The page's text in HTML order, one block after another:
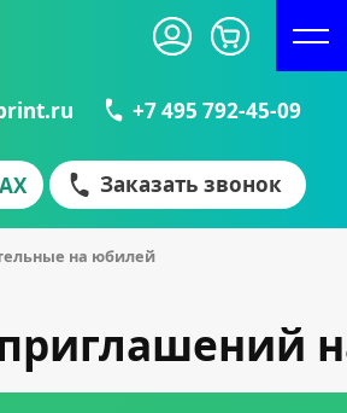
+7 495 792-45-09
Заказать звонок
на юбилей